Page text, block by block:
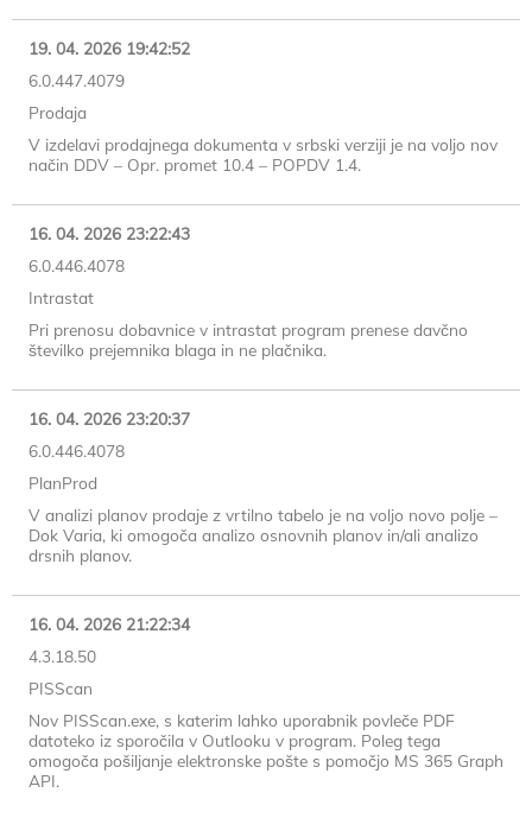
19. 04. 2026 19:42:52
6.0.447.4079
Prodaja
V izdelavi prodajnega dokumenta v srbski verziji je na voljo nov
način DDV – Opr. promet 10.4 – POPDV 1.4.
16. 04. 2026 23:22:43
6.0.446.4078
Intrastat
Pri prenosu dobavnice v intrastat program prenese davčno
številko prejemnika blaga in ne plačnika.
16. 04. 2026 23:20:37
6.0.446.4078
PlanProd
V analizi planov prodaje z vrtilno tabelo je na voljo novo polje –
Dok Varia, ki omogoča analizo osnovnih planov in/ali analizo
drsnih planov.
16. 04. 2026 21:22:34
4.3.18.50
PISScan
Nov PISScan.exe, s katerim lahko uporabnik povleče PDF
datoteko iz sporočila v Outlooku v program. Poleg tega
omogoča pošiljanje elektronske pošte s pomočjo MS 365 Graph
API.